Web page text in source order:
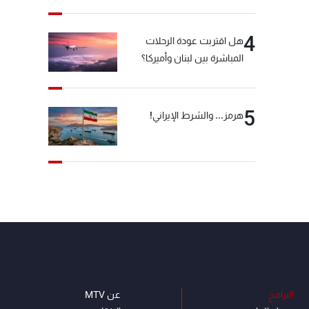
4هل اقتربت عودة الرحلات
المباشرة بين لبنان وأميركا؟
5هرمز... والشرط الإيراني!
البرامج
عن MTV